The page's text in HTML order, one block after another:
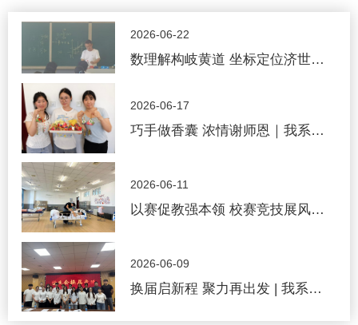
2026-06-22
数理解构岐黄道 坐标定位济世心 |
为大学生启悟中医传承新维度
2026-06-17
巧手做香囊 浓情谢师恩｜我系开
2026-06-11
以赛促教强本领 校赛竞技展风采 |
满收官
2026-06-09
换届启新程 聚力再出发 | 我系团